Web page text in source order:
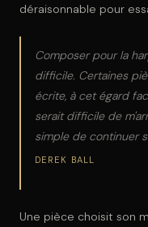
déraisonnable pour
Composer pour la
difficile. Certaines
écrite, à cet égard
serait difficile de
simple de continuer
DEREK BALL
Une pièce choisit son